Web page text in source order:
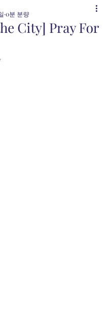
City] Pray For
0분 분량